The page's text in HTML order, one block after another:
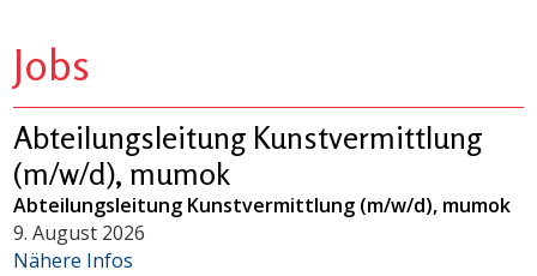
Jobs
Abteilungsleitung Kunstvermittlung
(m/w/d), mumok
Abteilungsleitung Kunstvermittlung (m/w/d), mumok
9. August 2026
Nähere Infos